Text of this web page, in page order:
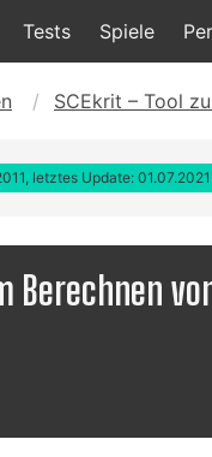
Tests Spiele
SCEkrit – Tool
letztes Update: 01.07.2021
Berechnen